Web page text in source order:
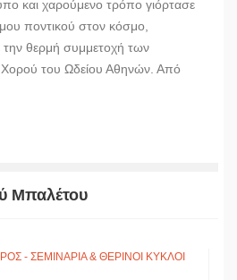
και χαρούμενο τρόπο γιόρτασε
ποντικού στον κόσμο,
θερμή συμμετοχή των
του Ωδείου Αθηνών. Από
Μπαλέτου
- ΣΕΜΙΝΑΡΙΑ & ΘΕΡΙΝΟΙ ΚΥΚΛΟΙ